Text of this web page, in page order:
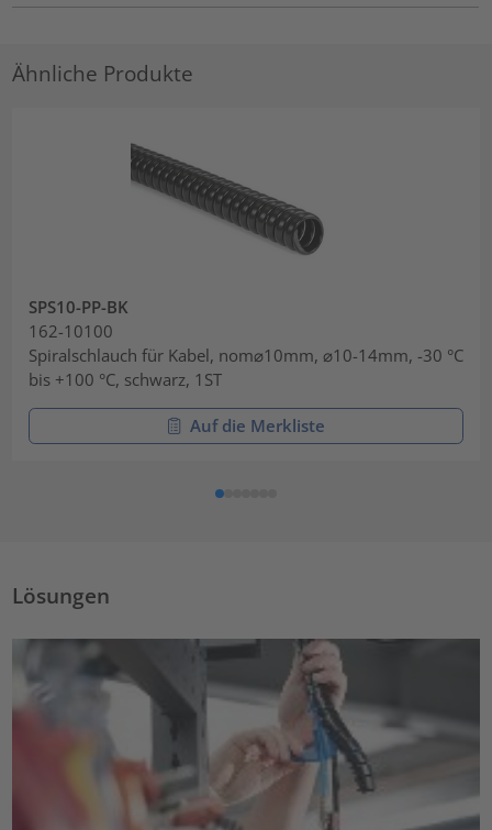
Ähnliche Produkte
SPS10-PP-BK
162-10100
Spiralschlauch für Kabel, nom⌀10mm, ⌀10-14mm, -30 °C
bis +100 °C, schwarz, 1ST
Auf die Merkliste
Lösungen